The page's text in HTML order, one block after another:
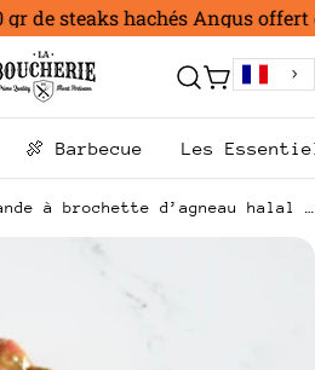
gr de steaks hachés Angus offert
Chariot
🍖 Barbecue Les
Viande à brochette d’agneau halal marinée Maître d’Hôtel